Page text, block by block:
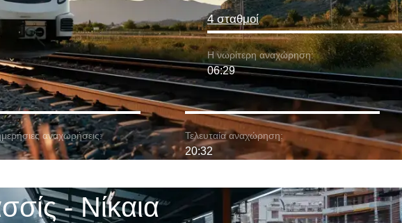
4 σταθμοί
Η νωρίτερη αναχώρηση:
06:29
αναχωρήσεις: Τελευταία αναχώρηση:
20:32
- Νίκαια